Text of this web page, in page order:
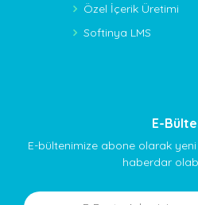
Özel İçerik Üretimi
Softinya LMS
E-
E-bültenimize abone olarak
haberdar